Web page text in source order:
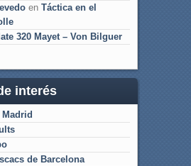
en Táctica en el
320 Mayet – Von Bilguer
interés
de Barcelona